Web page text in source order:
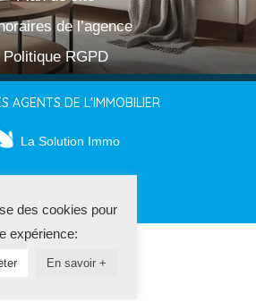
de l’agence
Politique RGPD
AGENTS DE L'IMMOBILIER
La Solution Immo
des cookies pour
expérience:
En savoir +